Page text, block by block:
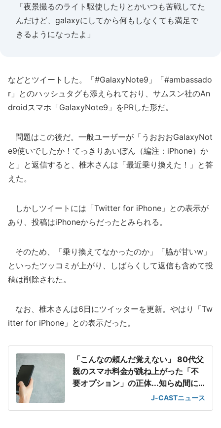
「夜景撮るのライト駆使したりとかいつも苦戦してた
んだけど、galaxyにしてから何もしなくても満足で
きるようになったよ」
などとツイートした。「#GalaxyNote9」「#ambassado
r」とのハッシュタグも添えられており、サムスン社のAn
droidスマホ「GalaxyNote9」をPRした形だ。
問題はこの後だ。一般ユーザーが「うおおおGalaxyNot
e9使いでしたか！てっきりあいぽん（編注：iPhone）か
と」と返信すると、椎木さんは「最近乗り換えた！」と答
えた。
しかしツイートには「Twitter for iPhone」との表示が
あり、投稿はiPhoneからだったとみられる。
そのため、「乗り換えてなかったのか」「脇が甘いw」
といったツッコミが上がり、しばらくして返信も含めて投
稿は削除された。
なお、椎木さんは6日にツイッターを更新。やはり「Tw
itter for iPhone」との表示だった。
「こんなの頼んだ覚えない」 80代父
親のスマホ料金が跳ね上がった「不
要オプション」の正体...知らぬ間に1
J-CASTニュース